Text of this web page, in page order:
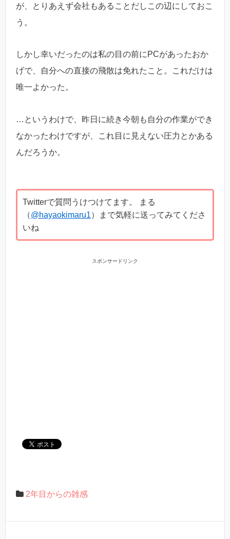
が、とりあえず会社もあることだしこの辺にしておこ
う。
しかし幸いだったのは私の目の前にPCがあったおか
げで、自分への直接の飛散は免れたこと。これだけは
唯一よかった。
…というわけで、昨日に続き今朝も自分の作業ができ
なかったわけですが、これ目に見えない圧力とかある
んだろうか。
Twitterで質問うけつけてます。 まる
（@hayaokimaru1）まで気軽に送ってみてくださ
いね
スポンサードリンク
2年目からの雑感